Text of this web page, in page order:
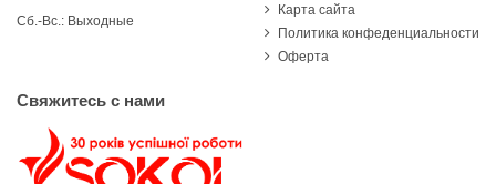
Сб.-Вс.: Выходные
Карта сайта
Политика конфеденциальности
Оферта
Свяжитесь с нами